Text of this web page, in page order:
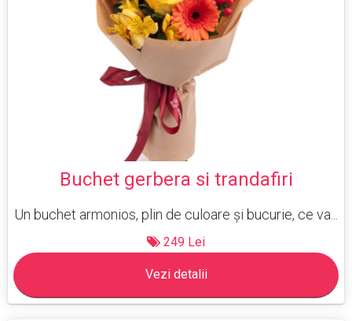
Buchet gerbera si trandafiri
Un buchet armonios, plin de culoare și bucurie, ce va...
249 Lei
Vezi detalii